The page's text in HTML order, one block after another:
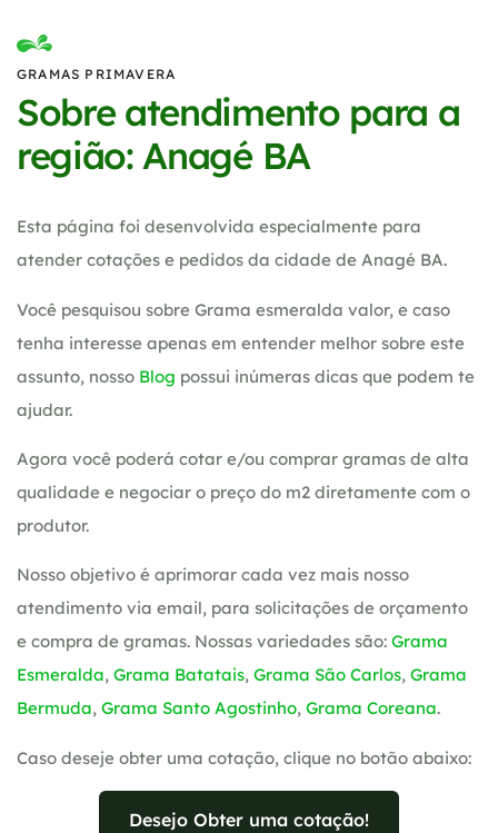
GRAMAS PRIMAVERA
Sobre atendimento para a
região: Anagé BA
Esta página foi desenvolvida especialmente para
atender cotações e pedidos da cidade de Anagé BA.
Você pesquisou sobre Grama esmeralda valor, e caso
tenha interesse apenas em entender melhor sobre este
assunto, nosso Blog possui inúmeras dicas que podem te
ajudar.
Agora você poderá cotar e/ou comprar gramas de alta
qualidade e negociar o preço do m2 diretamente com o
produtor.
Nosso objetivo é aprimorar cada vez mais nosso
atendimento via email, para solicitações de orçamento
e compra de gramas. Nossas variedades são: Grama
Esmeralda, Grama Batatais, Grama São Carlos, Grama
Bermuda, Grama Santo Agostinho, Grama Coreana.
Caso deseje obter uma cotação, clique no botão abaixo:
Desejo Obter uma cotação!